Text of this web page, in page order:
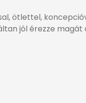
ötlettel,
jól érezze magát